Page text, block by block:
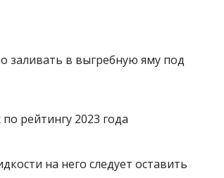
заливать в выгребную яму под
на него следует оставить